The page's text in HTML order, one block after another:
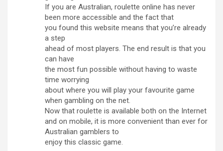
If you are Australian, roulette online has never
been more accessible and the fact that
you found this website means that you’re already
a step
ahead of most players. The end result is that you
can have
the most fun possible without having to waste
time worrying
about where you will play your favourite game
when gambling on the net.
Now that roulette is available both on the Internet
and on mobile, it is more convenient than ever for
Australian gamblers to
enjoy this classic game.